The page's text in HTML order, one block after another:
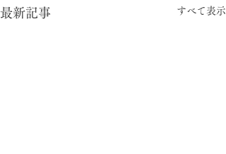
最新記事 すべて表示